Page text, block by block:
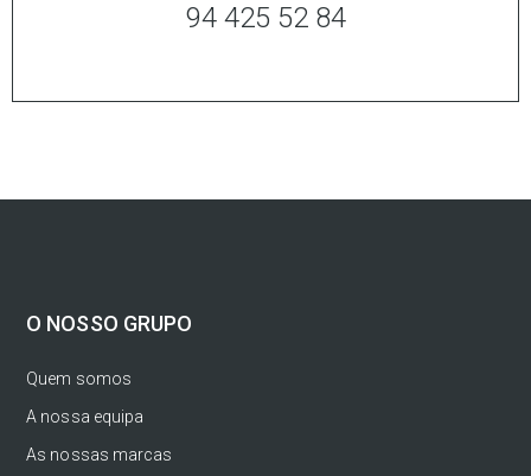
94 425 52 84
O NOSSO GRUPO
Quem somos
A nossa equipa
As nossas marcas